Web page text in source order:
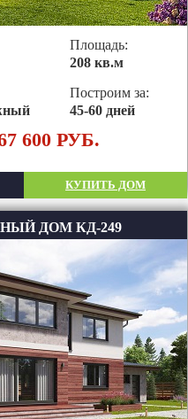
Площадь:
208 кв.м
Построим за:
45-60 дней
600 РУБ.
КУПИТЬ ДОМ
ДОМ КД-249